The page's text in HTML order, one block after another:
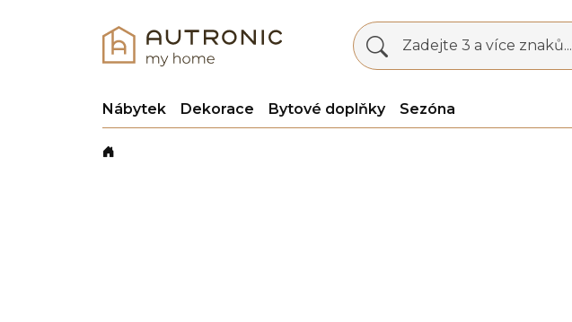
Zadejte 3 a více znaků...
Nábytek Dekorace Bytové doplňky Sezóna